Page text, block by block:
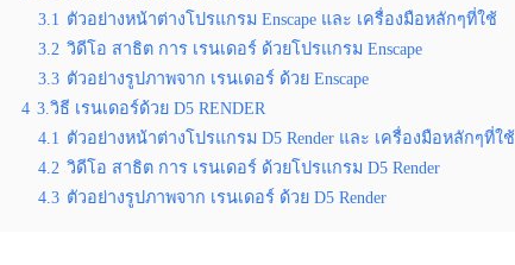
3.1 ตัวอย่างหน้าต่างโปรแกรม Enscape และ เครื่องมือหลักๆที่ใช้
3.2 วิดีโอ สาธิต การ เรนเดอร์ ด้วยโปรแกรม Enscape
3.3 ตัวอย่างรูปภาพจาก เรนเดอร์ ด้วย Enscape
4 3.วิธี เรนเดอร์ด้วย D5 RENDER
4.1 ตัวอย่างหน้าต่างโปรแกรม D5 Render และ เครื่องมือหลักๆที่ใช้
4.2 วิดีโอ สาธิต การ เรนเดอร์ ด้วยโปรแกรม D5 Render
4.3 ตัวอย่างรูปภาพจาก เรนเดอร์ ด้วย D5 Render